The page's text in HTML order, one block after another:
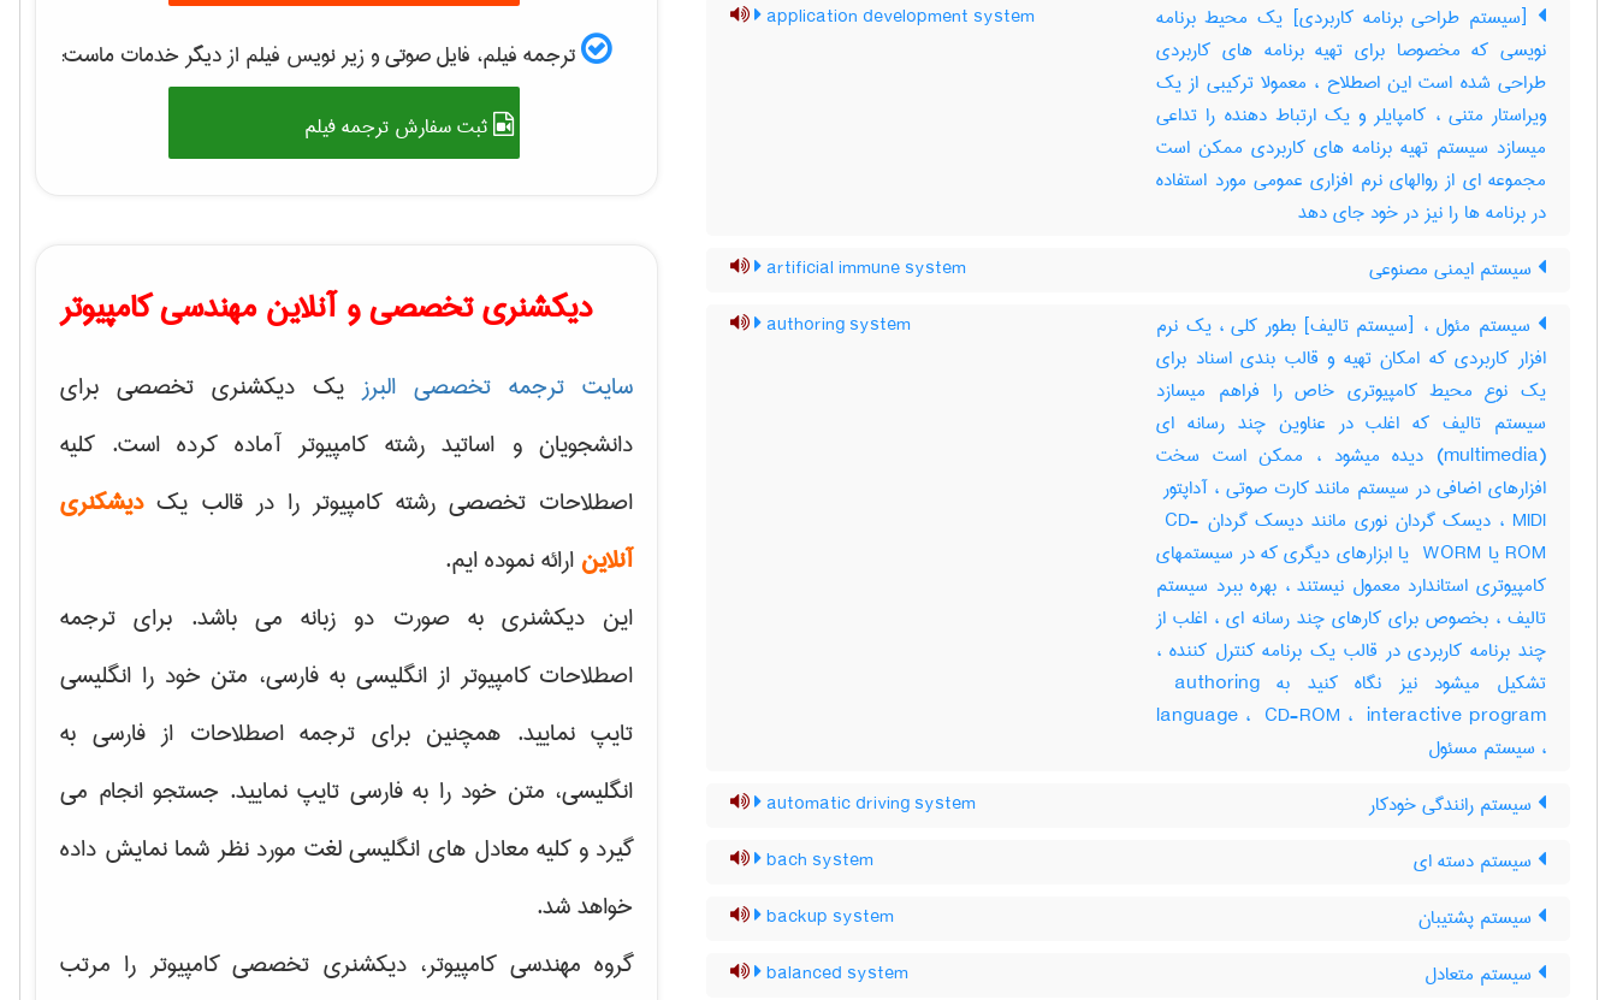
[سیستم طراحی برنامه کاربردی] یک محیط برنامه
نویسی که مخصوصا برای تهیه برنامه های کاربردی
طراحی شده است این اصطلاح ، معمولا ترکیبی از یک
ویراستار متنی ، کامپایلر و یک ارتباط دهنده را تداعی
میسازد سیستم تهیه برنامه های کاربردی ممکن است
مجموعه ای از روالهای نرم افزاری عمومی مورد استفاده
در برنامه ها را نیز در خود جای دهد
application development system
سیستم ایمنی مصنوعی artificial immune system
سیستم مئول ، [سیستم تالیف] بطور کلی ، یک نرم
افزار کاربردی که امکان تهیه و قالب بندی اسناد برای
یک نوع محیط کامپیوتری خاص را فراهم میسازد
سیستم تالیف که اغلب در عناوین چند رسانه ای
(‎multimedia) دیده میشود ، ممکن است سخت
MIDI ، دیسک گردان نوری مانند دیسک گردان ‎ CD-
ROM یا ‎ WORM یا ابزارهای دیگری که در سیستمهای
کامپیوتری استاندارد معمول نیستند ، بهره ببرد سیستم
تالیف ، بخصوص برای کارهای چند رسانه ای ، اغلب از
چند برنامه کاربردی در قالب یک برنامه کنترل کننده ،
تشکیل میشود نیز نگاه کنید به ‎ authoring
language ، ‎ CD-ROM ، ‎ interactive program
، سیستم مسئول
authoring system
سیستم رانندگی خودکار automatic driving system
سیستم دسته ای bach system
سیستم پشتیبان backup system
سیستم متعادل balanced system
ترجمه فیلم، فایل صوتی و زیر نویس فیلم از دیگر خدمات ماست:
ثبت سفارش ترجمه فیلم
دیکشنری تخصصی و آنلاین مهندسی کامپیوتر
سایت ترجمه تخصصی البرزیک دیکشنری تخصصی برای
دانشجویان و اساتید رشته کامپیوتر آماده کرده است. کلیه
اصطلاحات تخصصی رشته کامپیوتر را در قالب یکدیشکنری
آنلاین ارائه نموده ایم.
این دیکشنری به صورت دو زبانه می باشد. برای ترجمه
اصطلاحات کامپیوتر از انگلیسی به فارسی، متن خود را انگلیسی
تایپ نمایید. همچنین برای ترجمه اصطلاحات از فارسی به
انگلیسی، متن خود را به فارسی تایپ نمایید. جستجو انجام می
گیرد و کلیه معادل های انگلیسی لغت مورد نظر شما نمایش داده
خواهد شد.
گروه مهندسی کامپیوتر، دیکشنری تخصصی کامپیوتر را مرتب